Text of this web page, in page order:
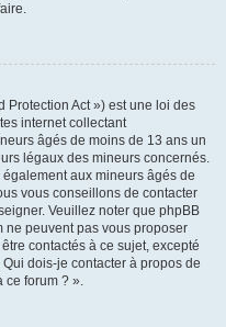
Protection Act ») est une loi des
internet collectant
âgés de moins de 13 ans un
légaux des mineurs concernés.
aux mineurs âgés de
vous conseillons de contacter
Veuillez noter que phpBB
ne peuvent pas vous proposer
contactés à ce sujet, excepté
dois-je contacter à propos de
ce forum ? ».